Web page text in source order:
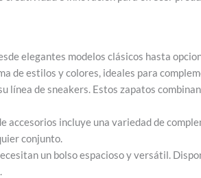
elegantes modelos clásicos hasta
de estilos y colores, ideales para
línea de sneakers. Estos zapatos
accesorios incluye una variedad de
conjunto.
un bolso espacioso y versátil.